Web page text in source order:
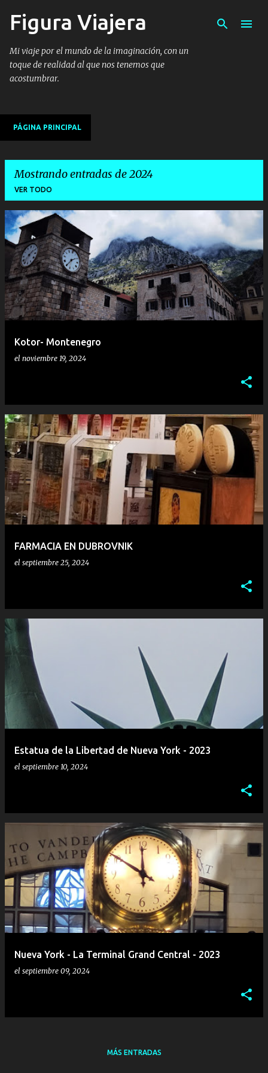
Ir al contenido principal
Figura Viajera
Mi viaje por el mundo de la imaginación, con un
toque de realidad al que nos tenemos que
acostumbrar.
PÁGINA PRINCIPAL
Mostrando entradas de 2024
VER TODO
E
n
r
a
d
Kotor- Montenegro
el noviembre 19, 2024
FARMACIA EN DUBROVNIK
el septiembre 25, 2024
Estatua de la Libertad de Nueva York - 2023
el septiembre 10, 2024
Nueva York - La Terminal Grand Central - 2023
el septiembre 09, 2024
MÁS ENTRADAS